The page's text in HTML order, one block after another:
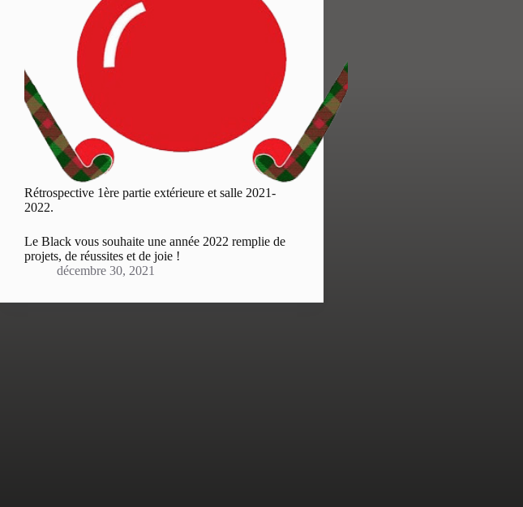
Rétrospective 1ère partie extérieure et salle 2021-
2022.
Le Black vous souhaite une année 2022 remplie de
projets, de réussites et de joie !
décembre 30, 2021